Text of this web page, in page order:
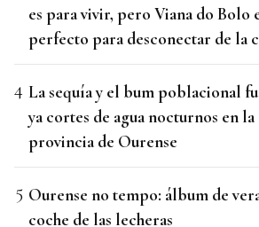
es para vivir, pero Viana do Bolo
perfecto para desconectar de la
La sequía y el bum poblacional
ya cortes de agua nocturnos en la
provincia de Ourense
Ourense no tempo: álbum de
coche de las lecheras